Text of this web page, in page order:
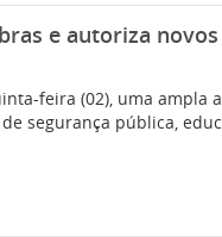
e autoriza
feira (02), uma ampla
segurança pública,